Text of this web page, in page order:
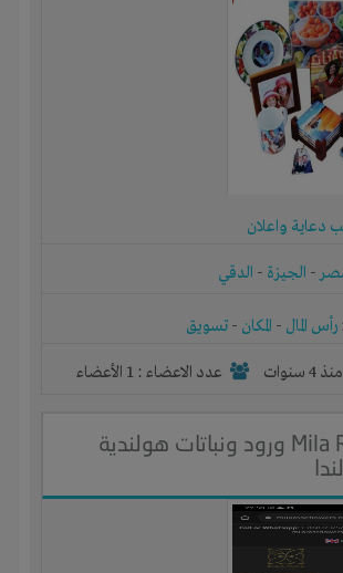
دعاية واعلان
- الجيزة - الدقي
رأس المال - المكان - تسويق
منذ 4 سنوات عدد الاعضاء : 1 الأعضاء
شركة Mila Rose ورود ونباتات هولندية